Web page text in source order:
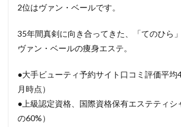
2位はヴァン・ベールです。
35年間真剣に向き合ってきた、「てのひら」
ヴァン・ベールの痩身エステ。
●大手ビューティ予約サイト口コミ評価平均
月時点）
●上級認定資格、国際資格保有エステティシ
の60%）